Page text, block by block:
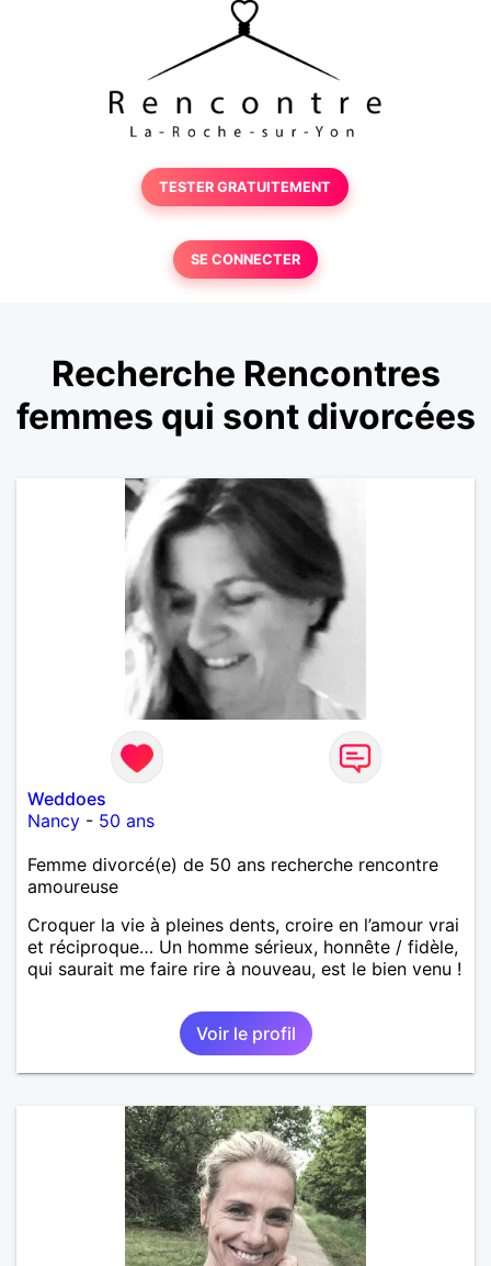
TESTER GRATUITEMENT
SE CONNECTER
Recherche Rencontres
femmes qui sont divorcées
Weddoes
Nancy - 50 ans
Femme divorcé(e) de 50 ans recherche rencontre
amoureuse
Croquer la vie à pleines dents, croire en l’amour vrai
et réciproque… Un homme sérieux, honnête / fidèle,
qui saurait me faire rire à nouveau, est le bien venu !
Voir le profil